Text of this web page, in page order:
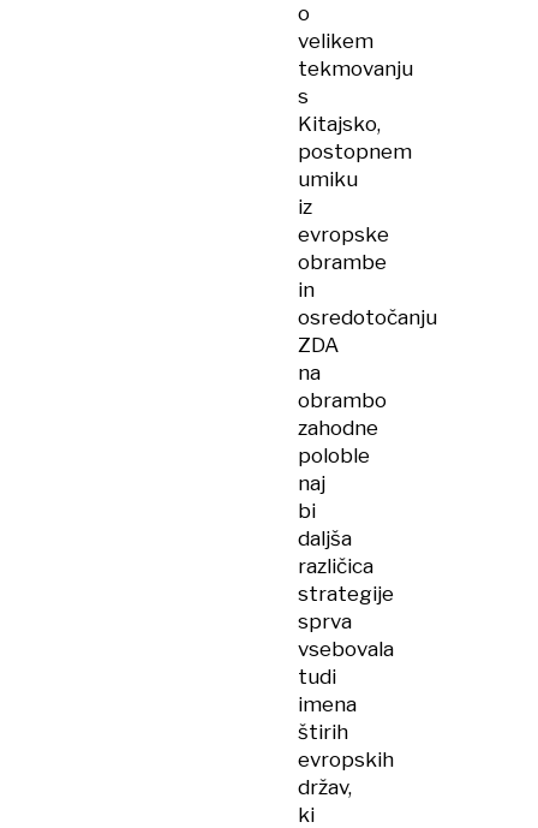
o
velikem
tekmovanju
s
Kitajsko,
postopnem
umiku
iz
evropske
obrambe
in
osredotočanju
ZDA
na
obrambo
zahodne
poloble
naj
bi
daljša
različica
strategije
sprva
vsebovala
tudi
imena
štirih
evropskih
držav,
ki